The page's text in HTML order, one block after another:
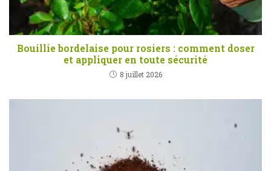
Bouillie bordelaise pour rosiers : comment doser
et appliquer en toute sécurité
8 juillet 2026